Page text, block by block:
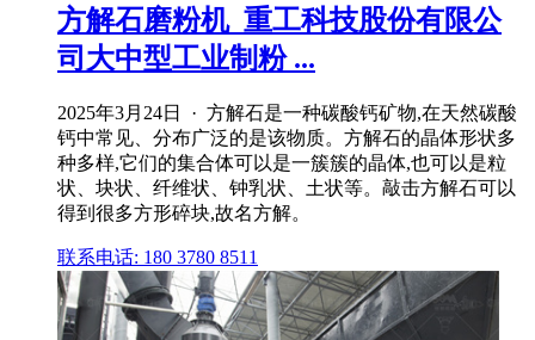
方解石磨粉机_重工科技股份有限公
司大中型工业制粉 ...
2025年3月24日 · 方解石是一种碳酸钙矿物,在天然碳酸
钙中常见、分布广泛的是该物质。方解石的晶体形状多
种多样,它们的集合体可以是一簇簇的晶体,也可以是粒
状、块状、纤维状、钟乳状、土状等。敲击方解石可以
得到很多方形碎块,故名方解。
联系电话: 180 3780 8511